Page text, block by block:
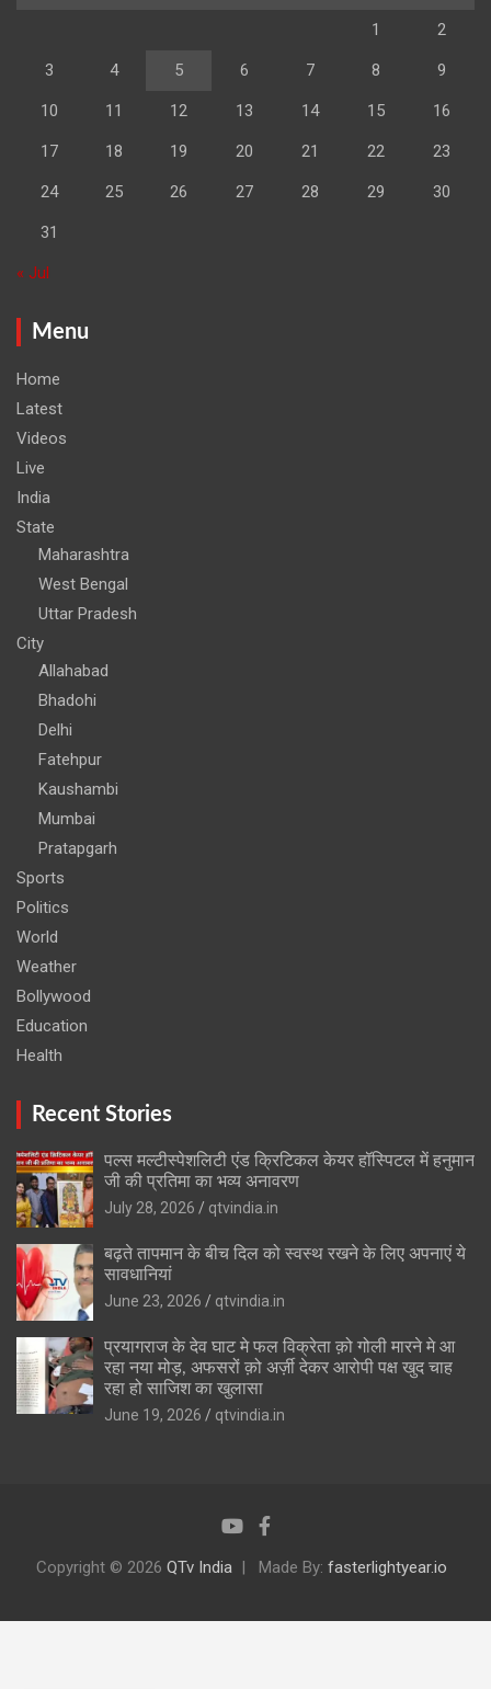
1 2
3 4 5 6 7 8 9
10 11 12 13 14 15 16
17 18 19 20 21 22 23
24 25 26 27 28 29 30
31
« Jul
Menu
Home
Latest
Videos
Live
India
State
Maharashtra
West Bengal
Uttar Pradesh
City
Allahabad
Bhadohi
Delhi
Fatehpur
Kaushambi
Mumbai
Pratapgarh
Sports
Politics
World
Weather
Bollywood
Education
Health
Recent Stories
पल्स मल्टीस्पेशलिटी एंड क्रिटिकल केयर हॉस्पिटल में हनुमान
जी की प्रतिमा का भव्य अनावरण
July 28, 2026
qtvindia.in
बढ़ते तापमान के बीच दिल को स्वस्थ रखने के लिए अपनाएं ये
सावधानियां
June 23, 2026
qtvindia.in
प्रयागराज के देव घाट मे फल विक्रेता क़ो गोली मारने मे आ
रहा नया मोड़, अफसरों क़ो अर्ज़ी देकर आरोपी पक्ष खुद चाह
रहा हो साजिश का खुलासा
June 19, 2026
qtvindia.in
Copyright © 2026 QTv India Made By: fasterlightyear.io